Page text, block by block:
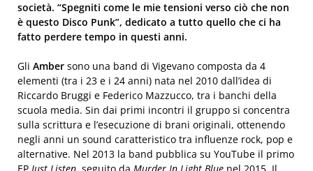
società. “Spegniti come le mie tensioni verso ciò che non
è questo Disco Punk”, dedicato a tutto quello che ci ha
fatto perdere tempo in questi anni.
Gli Amber sono una band di Vigevano composta da 4
elementi (tra i 23 e i 24 anni) nata nel 2010 dall’idea di
Riccardo Bruggi e Federico Mazzucco, tra i banchi della
scuola media. Sin dai primi incontri il gruppo si concentra
sulla scrittura e l’esecuzione di brani originali, ottenendo
negli anni un sound caratteristico tra influenze rock, pop e
alternative. Nel 2013 la band pubblica su YouTube il primo